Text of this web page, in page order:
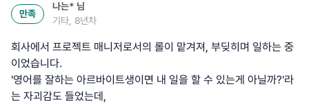
만족
나는* 님
기타, 8년차
회사에서 프로젝트 매니저로서의 롤이 맡겨져, 부딪히며 일하는 중
이었습니다.
'영어를 잘하는 아르바이트생이면 내 일을 할 수 있는게 아닐까?'라
는 자괴감도 들었는데,